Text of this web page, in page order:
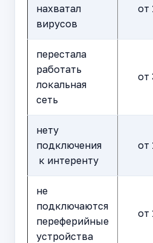
нахватал
вирусов
от
перестала
работать
локальная
сеть
от
нету
подключения
к интеренту
от
не
подключаются
переферийные
устройства
от